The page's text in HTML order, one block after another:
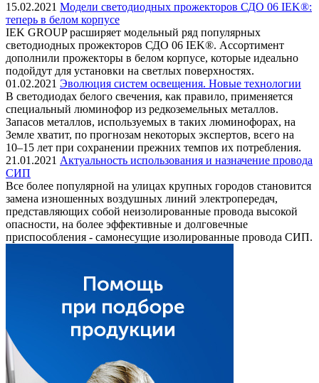
15.02.2021 Модели светодиодных прожекторов СДО 06 IEK®:
теперь в белом корпусе
IEK GROUP расширяет модельный ряд популярных
светодиодных прожекторов СДО 06 IEK®. Ассортимент
дополнили прожекторы в белом корпусе, которые идеально
подойдут для установки на светлых поверхностях.
01.02.2021 Эволюция систем освещения. Новые технологии
В светодиодах белого свечения, как правило, применяется
специальный люминофор из редкоземельных металлов.
Запасов металлов, используемых в таких люминофорах, на
Земле хватит, по прогнозам некоторых экспертов, всего на
10–15 лет при сохранении прежних темпов их потребления.
21.01.2021 Актуальность использования и назначение провода
СИП
Все более популярной на улицах крупных городов становится
замена изношенных воздушных линий электропередач,
представляющих собой неизолированные провода высокой
опасности, на более эффективные и долговечные
приспособления - самонесущие изолированные провода СИП.